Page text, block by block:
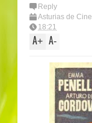
Reply
Asturias de Cine
18:21
A+ A-